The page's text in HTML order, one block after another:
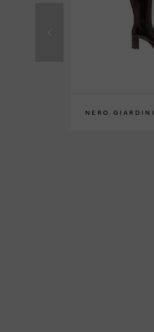
NERO GIARDINI